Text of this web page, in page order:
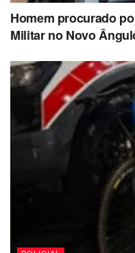
Homem procurado
Militar no Novo